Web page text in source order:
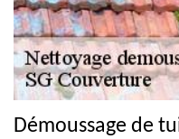
Démoussage de